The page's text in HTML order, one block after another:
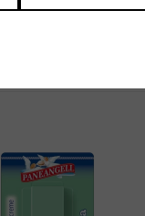
di frumento.